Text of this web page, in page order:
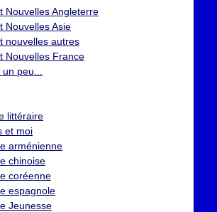
Nouvelles Angleterre
Nouvelles Asie
nouvelles autres
Nouvelles France
peu...
littéraire
et moi
arménienne
chinoise
coréenne
espagnole
Jeunesse